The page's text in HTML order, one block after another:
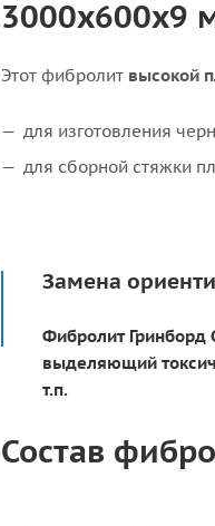
3000х600x9
Этот фибролит высокой
для изготовления
для сборной стяжки
Замена
Фибролит Гринборд
выделяющий
т.п.
Состав